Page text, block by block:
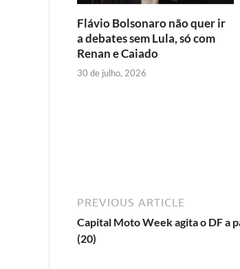
Flávio Bolsonaro não quer ir
a debates sem Lula, só com
Renan e Caiado
30 de julho, 2026
PREVIOUS ARTICLE
Capital Moto Week agita o DF a
(20)